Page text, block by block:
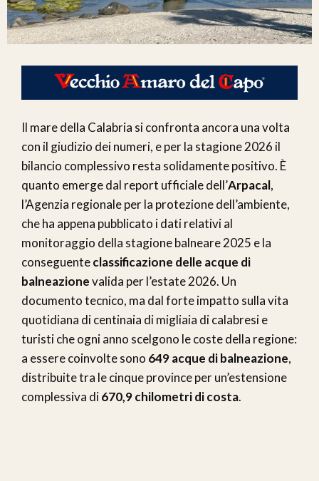
Il mare della Calabria si confronta ancora una volta
con il giudizio dei numeri, e per la stagione 2026 il
bilancio complessivo resta solidamente positivo. È
quanto emerge dal report ufficiale dell’Arpacal,
l’Agenzia regionale per la protezione dell’ambiente,
che ha appena pubblicato i dati relativi al
monitoraggio della stagione balneare 2025 e la
conseguenteclassificazione delle acque di
balneazionevalida per l’estate 2026. Un
documento tecnico, ma dal forte impatto sulla vita
quotidiana di centinaia di migliaia di calabresi e
turisti che ogni anno scelgono le coste della regione:
a essere coinvolte sono 649 acque di balneazione,
distribuite tra le cinque province per un’estensione
complessiva di670,9 chilometri di costa.